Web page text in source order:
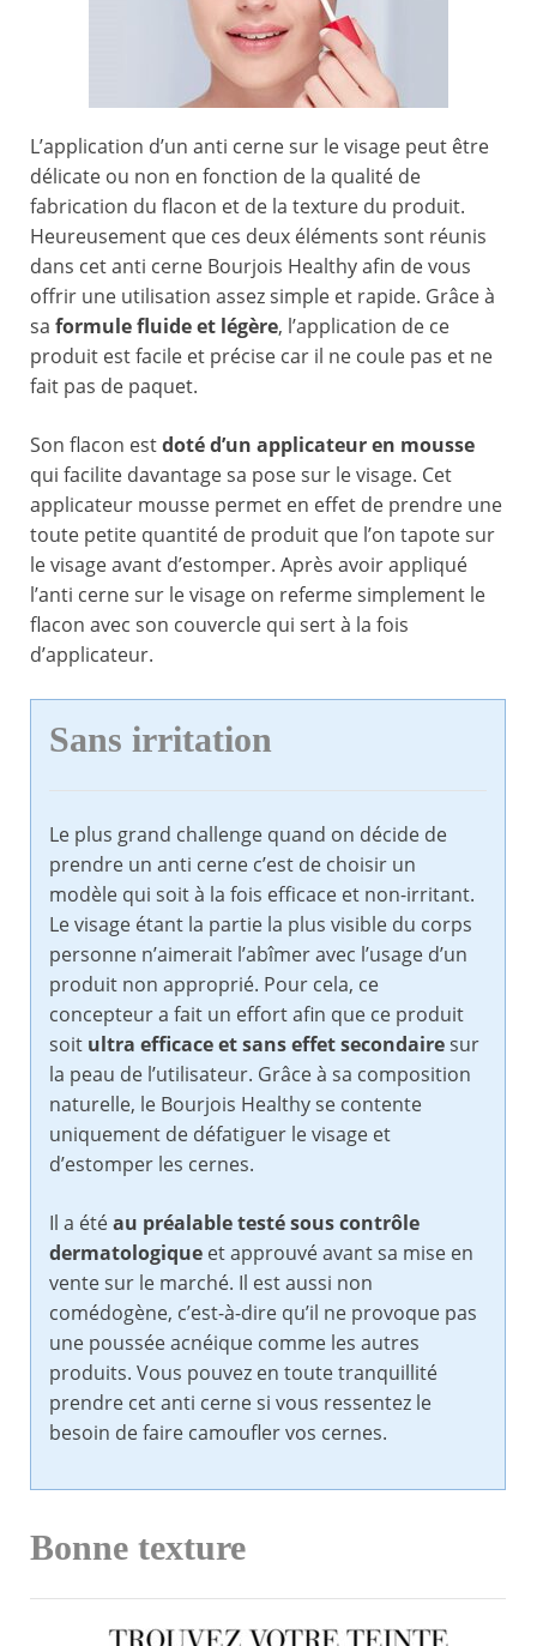
L’application d’un anti cerne sur le visage peut être
délicate ou non en fonction de la qualité de
fabrication du flacon et de la texture du produit.
Heureusement que ces deux éléments sont réunis
dans cet anti cerne Bourjois Healthy afin de vous
offrir une utilisation assez simple et rapide. Grâce à
sa formule fluide et légère, l’application de ce
produit est facile et précise car il ne coule pas et ne
fait pas de paquet.
Son flacon estdoté d’un applicateur en mousse
qui facilite davantage sa pose sur le visage. Cet
applicateur mousse permet en effet de prendre une
toute petite quantité de produit que l’on tapote sur
le visage avant d’estomper. Après avoir appliqué
l’anti cerne sur le visage on referme simplement le
flacon avec son couvercle qui sert à la fois
d’applicateur.
Sans irritation
Le plus grand challenge quand on décide de
prendre un anti cerne c’est de choisir un
modèle qui soit à la fois efficace et non-irritant.
Le visage étant la partie la plus visible du corps
personne n’aimerait l’abîmer avec l’usage d’un
produit non approprié. Pour cela, ce
concepteur a fait un effort afin que ce produit
soit ultra efficace et sans effet secondairesur
la peau de l’utilisateur. Grâce à sa composition
naturelle, le Bourjois Healthy se contente
uniquement de défatiguer le visage et
d’estomper les cernes.
Il a étéau préalable testé sous contrôle
dermatologique et approuvé avant sa mise en
vente sur le marché. Il est aussi non
comédogène, c’est-à-dire qu’il ne provoque pas
une poussée acnéique comme les autres
produits. Vous pouvez en toute tranquillité
prendre cet anti cerne si vous ressentez le
besoin de faire camoufler vos cernes.
Bonne texture